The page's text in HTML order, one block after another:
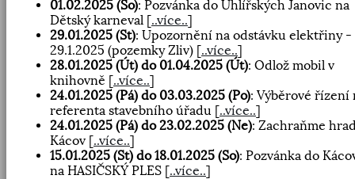
01.02.2025 (So): Pozvánka do Uhlířských Janovic na
Dětský karneval [..více..]
29.01.2025 (St): Upozornění na odstávku elektřiny -
29.1.2025 (pozemky Zliv) [..více..]
28.01.2025 (Út) do 01.04.2025 (Út): Odlož mobil v
knihovně [..více..]
24.01.2025 (Pá) do 03.03.2025 (Po): Výběrové řízení
referenta stavebního úřadu [..více..]
24.01.2025 (Pá) do 23.02.2025 (Ne): Zachraňme
Kácov [..více..]
15.01.2025 (St) do 18.01.2025 (So): Pozvánka do
na HASIČSKÝ PLES [..více..]